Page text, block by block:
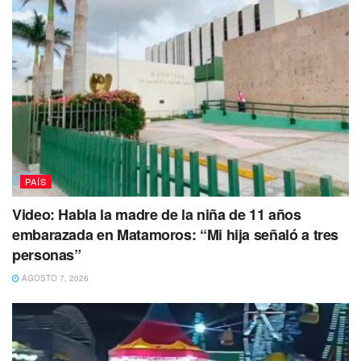
PAÍS
Video: Habla la madre de la niña de 11 años
embarazada en Matamoros: “Mi hija señaló a tres
personas”
AGOSTO 7, 2026